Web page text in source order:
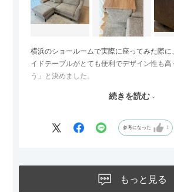
横浜のショールームで実際に座ってみた際に
イドテーブルがとても便利でデザイン性も高
う」と決めました。
サイズは2.5人掛けですが、幅184cmとコン
グとのバランスもぴったりで、リビング全体
ないのもお気に入りのポイントです。さらに
の後ろ側を通ることも多い間取りなので、背
続きを読む
参考になった
もっと見る